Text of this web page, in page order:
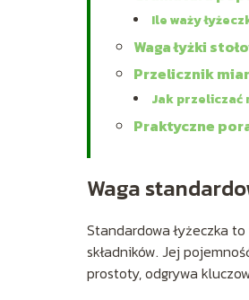
Ile waży
Waga łyżki
Przelicznik
Jak przeliczać
Praktyczne
Waga
Standardowa łyżeczka
składników. Jej
prostoty, odgrywa